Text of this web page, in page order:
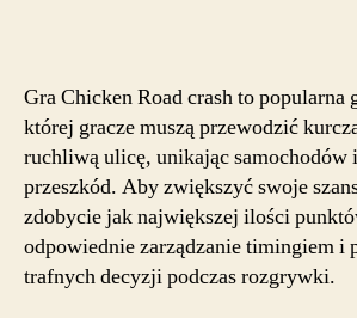
Gra Chicken Road crash to popularna
której gracze muszą przewodzić
ruchliwą ulicę, unikając samochodów
przeszkód. Aby zwiększyć swoje
zdobycie jak największej ilości
odpowiednie zarządzanie timingiem i
trafnych decyzji podczas rozgrywki.